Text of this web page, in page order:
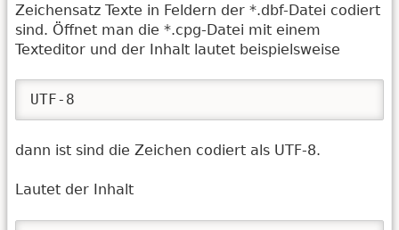
Zeichensatz Texte in Feldern der *.dbf-Datei codiert
sind. Öffnet man die *.cpg-Datei mit einem
Texteditor und der Inhalt lautet beispielsweise
UTF-8
dann ist sind die Zeichen codiert als UTF-8.
Lautet der Inhalt